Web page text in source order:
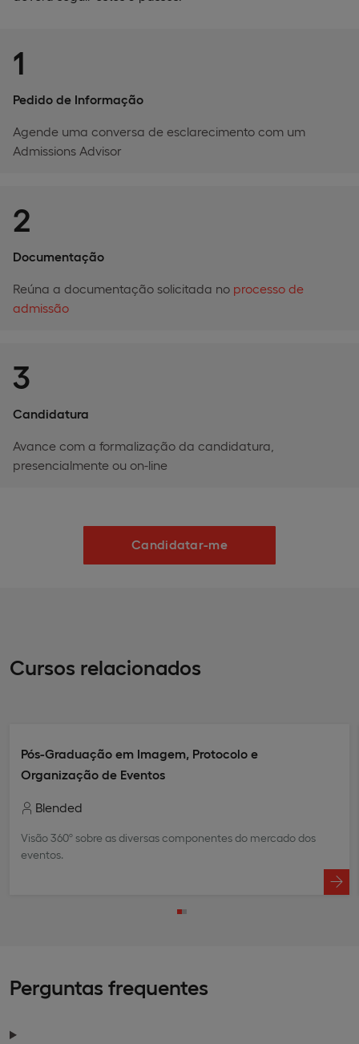
1
Pedido de Informação
Agende uma conversa de esclarecimento com um
Admissions Advisor
2
Documentação
Reúna a documentação solicitada no processo de
admissão
3
Candidatura
Avance com a formalização da candidatura,
presencialmente ou on-line
Candidatar-me
Cursos relacionados
Pós-Graduação em Imagem, Protocolo e
Organização de Eventos
Blended
Visão 360º sobre as diversas componentes do mercado dos
eventos.
Perguntas frequentes